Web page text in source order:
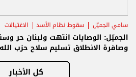
سامي الجميّل سقوط نظام الأسد الاغتيالات
الجميّل: الوصايات انتهت ولبنان حر
وصافرة الانطلاق تسليم سلاح حزب
كل الأخبار